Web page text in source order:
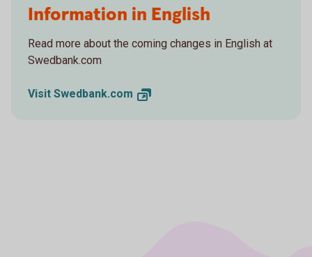
Information in English
Read more about the coming changes in English at
Swedbank.com
Visit Swedbank.com